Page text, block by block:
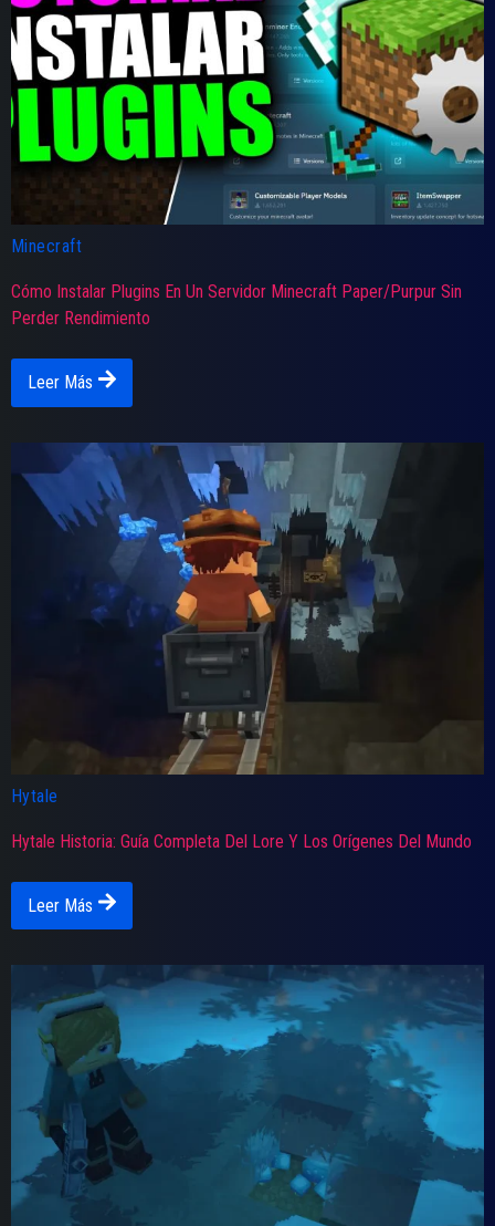
Minecraft
Cómo Instalar Plugins En Un Servidor Minecraft Paper/Purpur Sin
Perder Rendimiento
Leer Más
Hytale
Hytale Historia: Guía Completa Del Lore Y Los Orígenes Del Mundo
Leer Más